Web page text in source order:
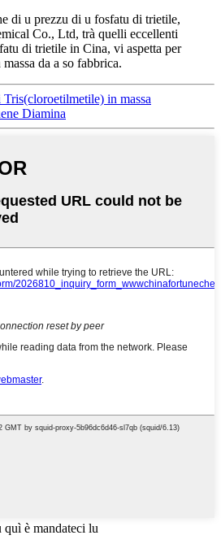
di u prezzu di u fosfatu di trietile,
Co., Ltd, trà quelli eccellenti
di trietile in Cina, vi aspetta per
da a so fabbrica.
Tris(cloroetilmetile) in massa
Diamina
è mandateci lu